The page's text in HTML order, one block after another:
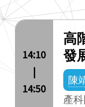
14:10
|
14:50
高
發
陳
產